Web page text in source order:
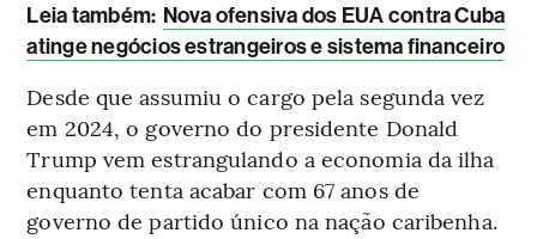
Leia também: Nova ofensiva dos EUA contra Cuba
atinge negócios estrangeiros e sistema financeiro
Desde que assumiu o cargo pela segunda vez
em 2024, o governo do presidente Donald
Trump vem estrangulando a economia da ilha
enquanto tenta acabar com 67 anos de
governo de partido único na nação caribenha.